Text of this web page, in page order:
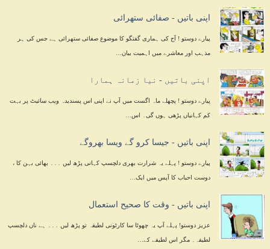
اپنی باتیں - صفائی ستھرائی
پیارے دوستو ! آج کی ہماری گفتگو کا موضوع صفائی ستھرائی ہے جس کی ہر
مذہب اور معاشرے میں اہمیت بیان…
اپنی باتیں - نیا زمانہ ہمارا
پیارے دوستو ! پچھلے ماہ اگست میں آپ نے اپنی اس پسندیدہ ویب سائیٹ پر بہت
کم کہانیاں پڑھی ہوں گی۔ اس…
اپنی باتیں - جیسا کرو گے ویسا بھروگے
پیارے دوستو ! پہلے یہ شرارت بھری دلچسپ کہانی پڑھ لیں ۔۔۔ بھائی بہن کا ،
دوست احباب کا آپس میں ایک…
اپنی باتیں - وقت کا صحیح استعمال
عزیز دوستو! پہلے آپ یہ چھوٹا سا کارٹونی لطیفہ تو پڑھ لیں ۔۔۔ ہے ناں دلچسپ
لطیفہ۔ مگر اس لطیفے کے…